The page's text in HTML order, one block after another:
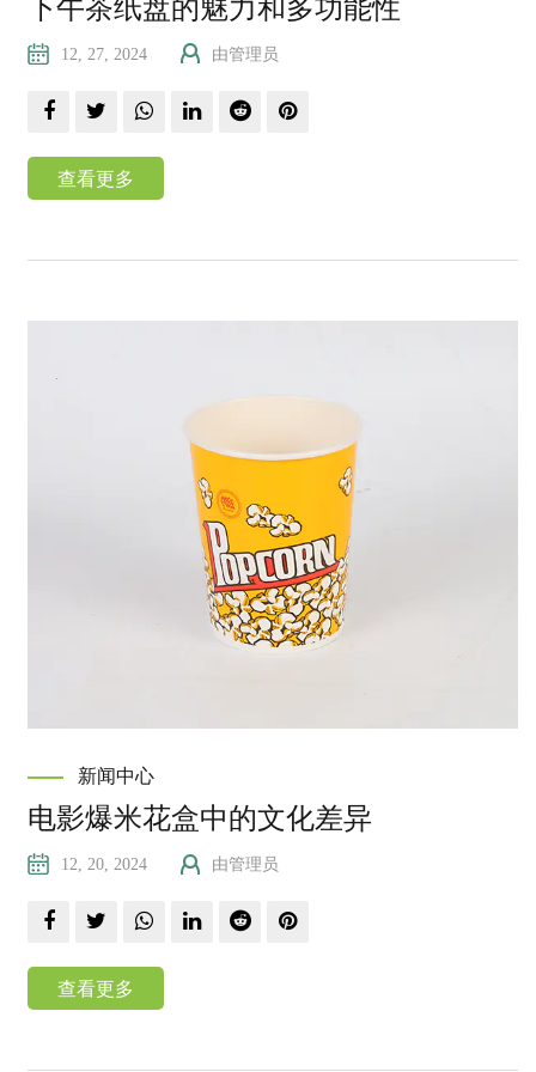
下午茶纸盘的魅力和多功能性
12, 27, 2024 由管理员
查看更多
新闻中心
电影爆米花盒中的文化差异
12, 20, 2024 由管理员
查看更多